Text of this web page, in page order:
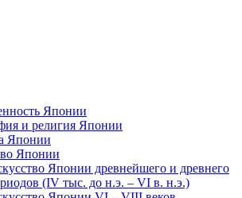
Японии
и религия Японии
Японии
Японии
Японии древнейшего и древнего
(IV тыс. до н.э. – VI в. н.э.)